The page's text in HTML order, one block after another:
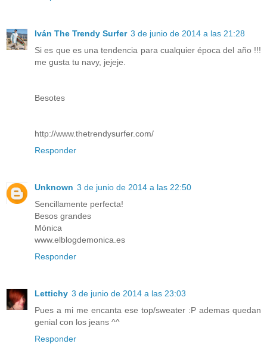
Iván The Trendy Surfer 3 de junio de 2014 a las 21:28
Si es que es una tendencia para cualquier época del año !!!
me gusta tu navy, jejeje.
Besotes
http://www.thetrendysurfer.com/
Responder
Unknown 3 de junio de 2014 a las 22:50
Sencillamente perfecta!
Besos grandes
Mónica
www.elblogdemonica.es
Responder
Lettichy 3 de junio de 2014 a las 23:03
Pues a mi me encanta ese top/sweater :P ademas quedan
genial con los jeans ^^
Responder